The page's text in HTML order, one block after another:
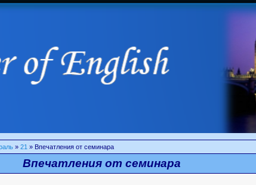
» 21 » Впечатления от семинара
Впечатления от семинара